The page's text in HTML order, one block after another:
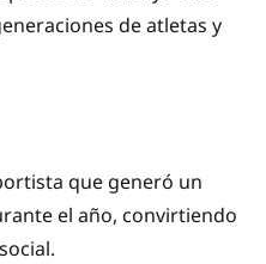
de atletas y
que generó un
el año, convirtiendo